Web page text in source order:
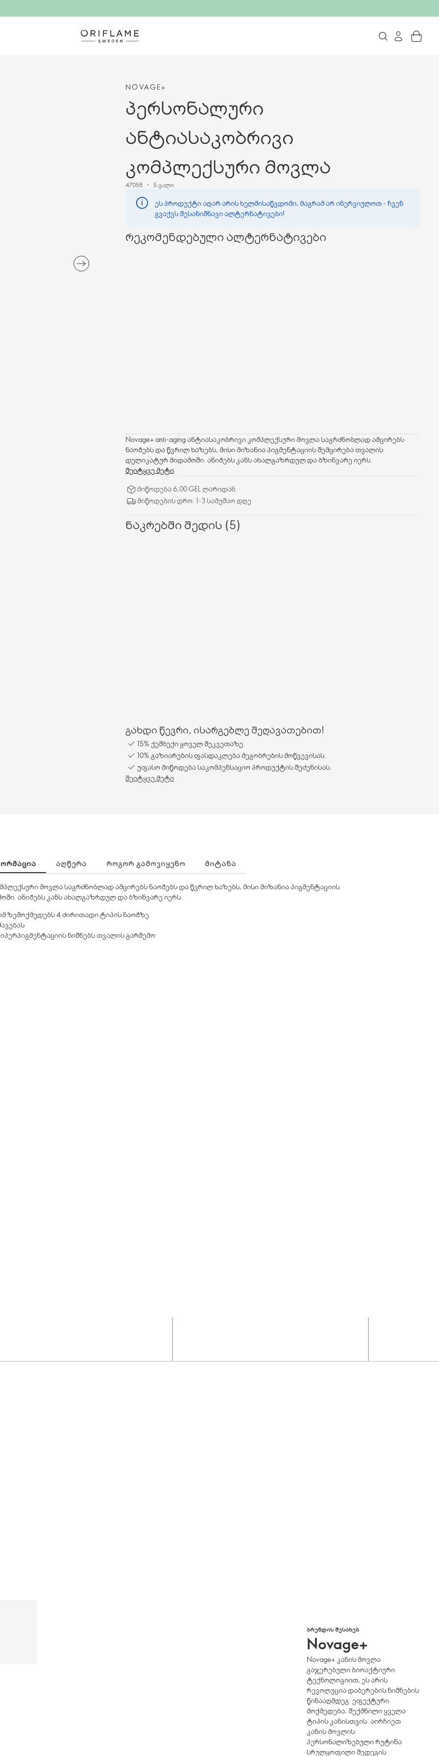
NOVAGE+
პერსონალური
ანტიასაკობრივი
კომპლექსური მოვლა
47058 5 ცალი
ეს პროდუქტი აღარ არის ხელმისაწვდომი, მაგრამ არ ინერვიულოთ - ჩვენ
გვაქვს შესანიშნავი ალტერნატივები!
რეკომენდებული ალტერნატივები
Novage+ anti-aging ანტიასაკობრივი კომპლექსური მოვლა საგრძნობლად ამცირებს
ნაოჭებს და წვრილ ხაზებს, მისი მიზანია პიგმენტაციის შემცირება თვალის
დელიკატურ მიდამოში. ანიჭებს კანს ახალგაზრდულ და ბზინვარე იერს.
შეიტყვე მეტი
მიწოდება 6,00 GEL ლარიდან.
მიწოდების დრო: 1-3 სამუშაო დღე
ნაკრებში შედის (5)
გახდი წევრი, ისარგებლე შეღავათებით!
15% ქეშბექი ყოველ შეკვეთაზე.
10% გაზიარების ფასდაკლება მეგობრების მოწვევისას.
უფასო მიწოდება საკომპენსაციო პროდუქტის შეძენისას.
შეიტყვე მეტი
ᲐᲦᲬᲔᲠᲐ ᲠᲝᲒᲝᲠ ᲒᲐᲛᲝᲕᲘᲧᲔᲜᲝ ᲛᲘᲢᲐᲜᲐ
მოვლა საგრძნობლად ამცირებს ნაოჭებს და წვრილ ხაზებს, მისი მიზანია პიგმენტაციის
ანიჭებს კანს ახალგაზრდულ და ბზინვარე იერს.
ზემოქმედებს 4 ძირითადი ტიპის ნაოჭზე
ნიშნებს თვალის გარშემო
ᲑᲠᲔᲜᲓᲘᲡ ᲨᲔᲡᲐᲮᲔᲑ
Novage+
Novage+ კანის მოვლა
გაჯერებული ბიოაქტიური
ტექნოლოგიით, ეს არის
რევოლუცია დაბერების ნიშნების
წინააღმდეგ: ეფექტური
მოქმედება, შექმნილი ყველა
ტიპის კანისთვის. აირჩიეთ
კანის მოვლის
პერსონალიზებული რუტინა
სრულყოფილი შედეგის